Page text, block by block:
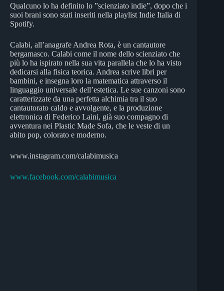
Qualcuno lo ha definito lo ”scienziato indie”, dopo che i
suoi brani sono stati inseriti nella playlist Indie Italia di
Spotify.
Calabi, all’anagrafe Andrea Rota, è un cantautore
bergamasco. Calabi come il nome dello scienziato che
più lo ha ispirato nella sua vita parallela che lo ha visto
dedicarsi alla fisica teorica. Andrea scrive libri per
bambini, e insegna loro la matematica attraverso il
linguaggio universale dell’estetica. Le sue canzoni sono
caratterizzate da una perfetta alchimia tra il suo
cantautorato caldo e avvolgente, e la produzione
elettronica di Federico Laini, già suo compagno di
avventura nei Plastic Made Sofa, che le veste di un
abito pop, colorato e moderno.
www.instagram.com/calabimusica
www.facebook.com/calabimusica